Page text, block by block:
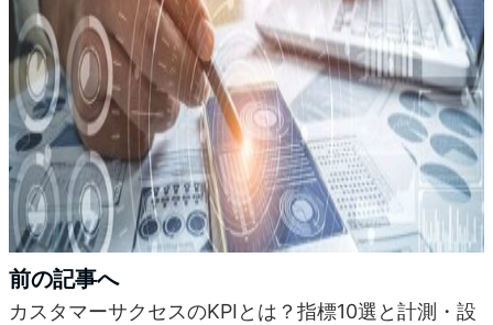
前の記事へ
カスタマーサクセスのKPIとは？指標10選と計測・設